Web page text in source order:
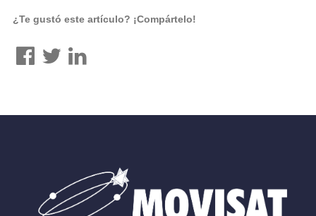
¿Te gustó este artículo? ¡Compártelo!